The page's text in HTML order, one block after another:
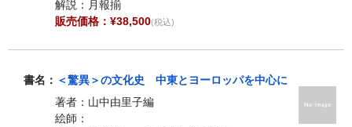
解説：月報揃
販売価格：¥38,500(税込)
書名： ＜驚異＞の文化史 中東とヨーロッパを中心に
著者：山中由里子編
絵師：